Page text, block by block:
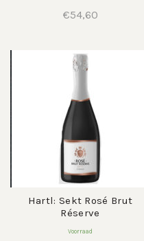
€54,60
Hartl: Sekt Rosé Brut
Réserve
Voorraad